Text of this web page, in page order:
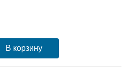
В корзину